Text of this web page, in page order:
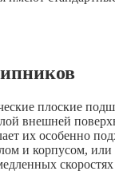
плоские
внешней
их особенно
и корпусом,